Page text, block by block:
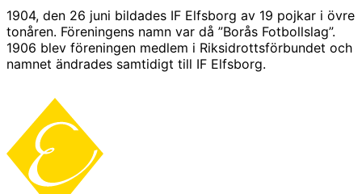
1904, den 26 juni bildades IF Elfsborg av 19 pojkar i övre
tonåren. Föreningens namn var då ”Borås Fotbollslag”.
1906 blev föreningen medlem i Riksidrottsförbundet och
namnet ändrades samtidigt till IF Elfsborg.